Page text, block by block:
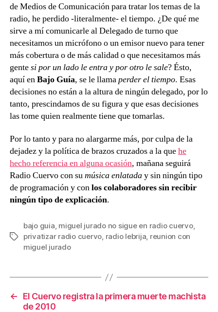
de Medios de Comunicación para tratar los temas de la
radio, he perdido -literalmente- el tiempo. ¿De qué me
sirve a mí comunicarle al Delegado de turno que
necesitamos un micrófono o un emisor nuevo para tener
más cobertura o de más calidad o que necesitamos más
gentesi por un lado le entra y por otro le sale? Ésto,
aquí enBajo Guía, se le llamaperder el tiempo. Esas
decisiones no están a la altura de ningún delegado, por lo
tanto, prescindamos de su figura y que esas decisiones
las tome quien realmente tiene que tomarlas.
Por lo tanto y para no alargarme más, por culpa de la
dejadez y la política de brazos cruzados a la quehe
hecho referencia en alguna ocasión, mañana seguirá
Radio Cuervo con sumúsica enlataday sin ningún tipo
de programación y conlos colaboradores sin recibir
ningún tipo de explicación.
Etiquetas
bajo guia, miguel jurado no sigue en radio cuervo,
privatizar radio cuervo, radio lebrija, reunion con
miguel jurado
←
El Cuervo registra la primera muerte machista
de 2010